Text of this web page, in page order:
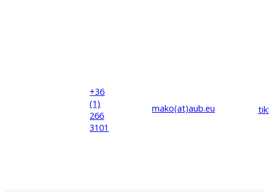
+36
(1)
266
3101
mako(at)aub.eu